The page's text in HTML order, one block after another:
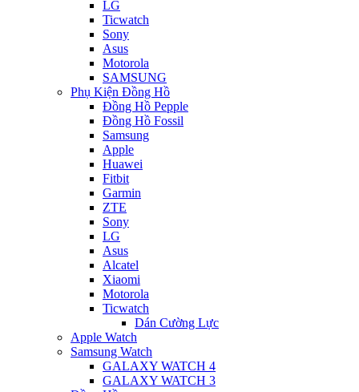
LG
Ticwatch
Sony
Asus
Motorola
SAMSUNG
Phụ Kiện Đồng Hồ
Đồng Hồ Pepple
Đồng Hồ Fossil
Samsung
Apple
Huawei
Fitbit
Garmin
ZTE
Sony
LG
Asus
Alcatel
Xiaomi
Motorola
Ticwatch
Dán Cường Lực
Apple Watch
Samsung Watch
GALAXY WATCH 4
GALAXY WATCH 3